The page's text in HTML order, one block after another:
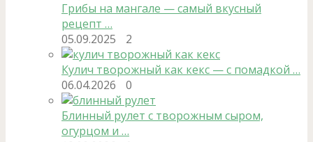
Грибы на мангале — самый вкусный
рецепт …
05.09.2025
2
Кулич творожный как кекс — с помадкой …
06.04.2026
0
Блинный рулет с творожным сыром,
огурцом и …